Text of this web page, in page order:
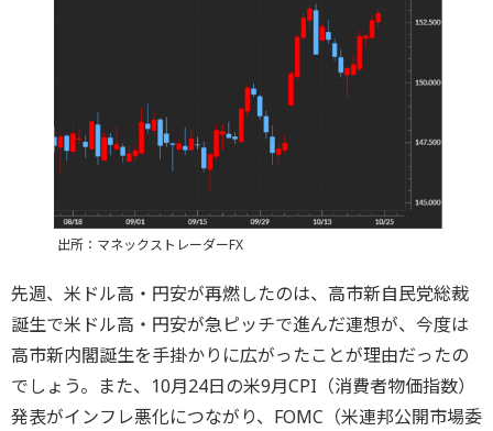
出所：マネックストレーダーFX
先週、米ドル高・円安が再燃したのは、高市新自民党総裁
誕生で米ドル高・円安が急ピッチで進んだ連想が、今度は
高市新内閣誕生を手掛かりに広がったことが理由だったの
でしょう。また、10月24日の米9月CPI（消費者物価指数）
発表がインフレ悪化につながり、FOMC（米連邦公開市場委